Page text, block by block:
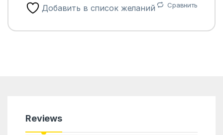
Добавить в список желаний Сравнить
Reviews